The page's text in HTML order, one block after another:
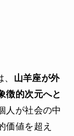
山羊座が外
徴的次元へと
人が社会の中
価値を超え